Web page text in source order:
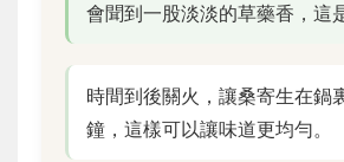
會聞到一股淡淡的草藥香，這
時間到後關火，讓桑寄生在鍋
鐘，這樣可以讓味道更均勻。